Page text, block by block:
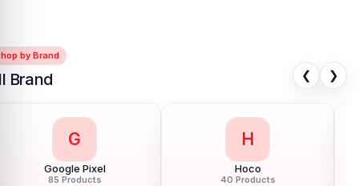
by Brand
Brand ❮ ❯
G
Google Pixel
85 Products
H
Hoco
40 Products